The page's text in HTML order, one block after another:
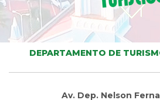
DEPARTAMENTO DE
Av. Dep. Nelson